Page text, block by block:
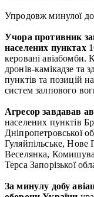
Упродовж минулої
Учора противник
населених пунктах
керовані авіабомби.
дронів-камікадзе та
пунктів та позицій
систем залпового
Агресор завдавав
населених пунктів
Дніпропетровської
Гуляйпільське, Нове
Веселянка,
Терса Запорізької
За минулу добу